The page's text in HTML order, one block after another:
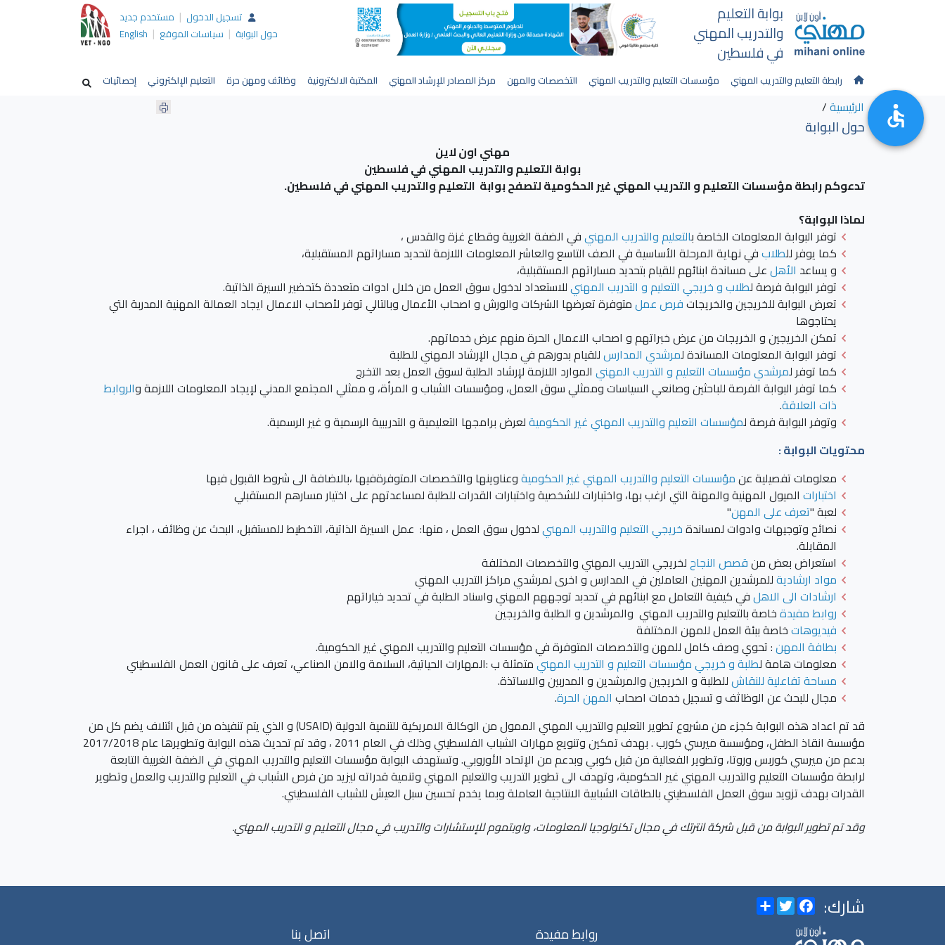
بوابة التعليم
والتدريب المهني
في فلسطين
تسجيل الدخول | مستخدم جديد
حول البوابة | سياسات الموقع |
English
رابطة التعليم والتدريب المهني مؤسسات التعليم والتدريب المهني التخصصات والمهن مركز المصادر للإرشاد المهني المكتبة الالكترونية وظائف ومهن حرة التعليم الإلكتروني إحصائيات
الرئيسية/
حول البوابة
مهني اون لاين
بوابة التعليم والتدريب المهني في فلسطين
تدعوكم رابطة مؤسسات التعليم و التدريب المهني غير الحكومية لتصفح بوابة التعليم والتدريب المهني في فلسطين.
لماذا البوابة؟
توفر البوابة المعلومات الخاصة بالتعليم والتدريب المهنيفي الضفة الغربية وقطاع غزة والقدس ،
كما يوفر للطلابفي نهاية المرحلة الأساسية في الصف التاسع والعاشر المعلومات اللازمة لتحديد مساراتهم المستقبلية،
و يساعد الأهلعلى مساندة ابنائهم للقيام بتحديد مساراتهم المستقبلية،
توفر البوابة فرصة لطلاب و خريجي التعليم و التدريب المهنيللاستعداد لدخول سوق العمل من خلال ادوات متعددة كتحضير السيرة الذاتية.
تعرض البوابة للخريجين والخريجاتفرص عملمتوفرة تعرضها الشركات والورش و اصحاب الأعمال وبالتالي توفر لأصحاب الاعمال ايجاد العمالة المهنية المدربة التي
يحتاجوها
تمكن الخريجين و الخريجات من عرض خبراتهم و اصحاب الاعمال الحرة منهم عرض خدماتهم.
توفر البوابة المعلومات المساندة لمرشدي المدارسللقيام بدورهم في مجال الإرشاد المهني للطلبة
كما توفر لمرشدي مؤسسات التعليم و التدريب المهني الموارد اللازمة لإرشاد الطلبة لسوق العمل بعد التخرج
كما توفر البوابة الفرصة للباحثين وصانعي السياسات وممثلي سوق العمل، ومؤسسات الشباب و المرأة، و ممثلي المجتمع المدني لإيجاد المعلومات اللازمة والروابط
ذات العلاقة.
وتوفر البوابة فرصة لمؤسسات التعليم والتدريب المهني غير الحكوميةلعرض برامجها التعليمية و التدريبية الرسمية و غير الرسمية.
محتويات البوابة :
معلومات تفصيلية عنمؤسسات التعليم والتدريب المهني غير الحكوميةوعناوينها والتخصصات المتوفرةفيها ،بالاضافة الى شروط القبول فيها
اختبارات الميول المهنية والمهنة التي ارغب بها، واختبارات للشخصية واختبارات القدرات للطلبة لمساعدتهم على اختيار مسارهم المستقبلي
لعبة "تعرف على المهن"
نصائح وتوجيهات وادوات لمساندةخريجي التعليم والتدريب المهنيلدخول سوق العمل ، منها: عمل السيرة الذاتية، التخطيط للمستفبل، البحث عن وظائف ، اجراء
المقابلة.
استعراض بعض منقصص النجاحلخريجي التدريب المهني والتخصصات المختلفة
مواد ارشاديةللمرشدين المهنين العاملين في المدارس و اخرى لمرشدي مراكز التدريب المهني
ارشادات الى الاهلفي كيفية التعامل مع ابنائهم في تحدبد توجههم المهني واسناد الطلبة في تحديد خياراتهم
روابط مفيدةخاصة بالتعليم والتدريب المهني والمرشدين و الطلبة والخريجين
فيديوهاتخاصة ببئة العمل للمهن المختلفة
بطافة المهن: تحوي وصف كامل للمهن والتخصصات المتوفرة في مؤسسات التعليم والتدريب المهني غير الحكومية.
معلومات هامة لطلبة و خريجي مؤسسات التعليم و التدريب المهنيمتمثلة ب :المهارات الحياتية، السلامة والامن الصناعي، تعرف على قانون العمل الفلسطيني
مساحة تفاعلية للنقاشللطلبة و الخريجين والمرشدين و المدربين والاساتذة.
مجال للبحث عن الوظاثف و تسجيل خدمات اصحاب المهن الحرة.
قد تم اعداد هذه البوابة كجزء من مشروع تطوير التعليم والتدريب المهني الممول من الوكالة الامريكية للتنمية الدولية (USAID) و الذي يتم تنفيذه من قبل ائتلاف يضم كل من
مؤسسة انقاذ الطفل، ومؤسسة ميرسي كورب . بهدف تمكين وتنويع مهارات الشباب الفلسطيني وذلك في العام 2011 ، وقد تم تحديث هذه البوابة وتطويرها عام 2017/2018
بدعم من ميرسي كوربس وروتا، وتطوير الفعالية من قبل كوبي وبدعم من الإتحاد الأوروبي. وتستهدف البوابة مؤسسات التعليم والتدريب المهني في الضفة الغربية التابعة
لرابطة مؤسسات التعليم والتدريب المهني غير الحكومية، وتهدف الى تطوير التدريب والتعليم المهني وتنمية قدراته ليزيد من فرص الشباب في التعليم والتدريب والعمل وتطوير
القدرات بهدف تزويد سوق العمل الفلسطيني بالطاقات الشبابية الانتاجية العاملة وبما يخدم تحسين سبل العيش للشباب الفلسطيني.
وقد تم تطوير البوابة من قبل شركة انترتك في مجال تكنولوجيا المعلومات، واوبتموم للإستشارات والتدريب في مجال التعليم و التدريب المهني.
شارك: Share
Twitter
Facebook
روابط مفيدة اتصل بنا